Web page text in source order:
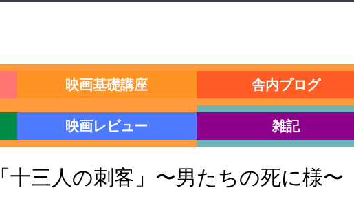
映画基礎講座 舎内ブログ
映画レビュー 雑記
「十三人の刺客」〜男たちの死に様〜